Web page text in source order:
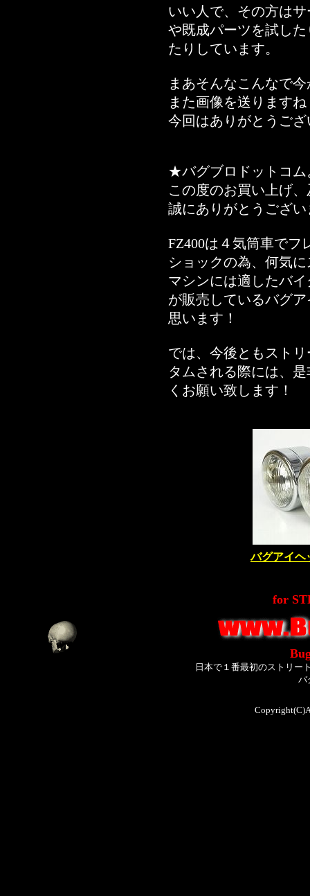
いい人で、その方は
や既成パーツを試し
たりしています。
まあそんなこんなで
また画像を送りますね
今回はありがとうご
★バグブロドットコム
この度のお買い上げ
誠にありがとうござい
FZ400は４気筒車でフ
ショックの為、何気
マシンには適したバ
が販売しているバグ
思います！
では、今後ともスト
タムされる際には、
くお願い致します！
バグアイヘ
for
日本で１番最初のストリー
バ